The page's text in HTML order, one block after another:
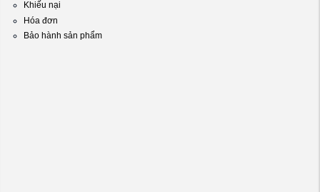
Khiếu nại
Hóa đơn
Bảo hành sản phẩm